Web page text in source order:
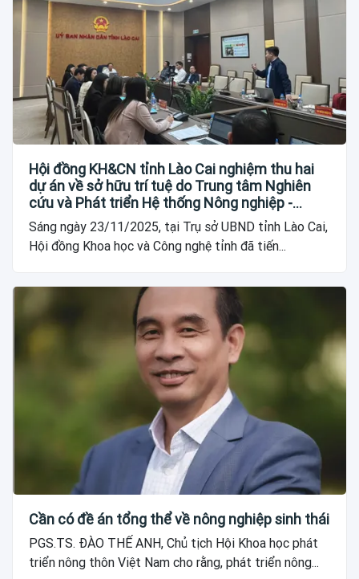
Hội đồng KH&CN tỉnh Lào Cai nghiệm thu hai
dự án về sở hữu trí tuệ do Trung tâm Nghiên
cứu và Phát triển Hệ thống Nông nghiệp -
CASRAD thực hiện
Sáng ngày 23/11/2025, tại Trụ sở UBND tỉnh Lào Cai,
Hội đồng Khoa học và Công nghệ tỉnh đã tiến...
Cần có đề án tổng thể về nông nghiệp sinh thái
PGS.TS. ĐÀO THẾ ANH, Chủ tịch Hội Khoa học phát
triển nông thôn Việt Nam cho rằng, phát triển nông...